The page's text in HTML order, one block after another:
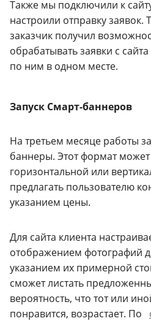
Также мы подключили к
настроили отправку
заказчик получил
обрабатывать заявки с
по ним в одном месте.
Запуск Смарт-баннеров
На третьем месяце работы
баннеры. Этот формат может
горизонтальной или
предлагать пользователю
указанием цены.
Для сайта клиента
отображением фотографий
указанием их примерной
сможет листать
вероятность, что тот или
понравится, возрастает. По